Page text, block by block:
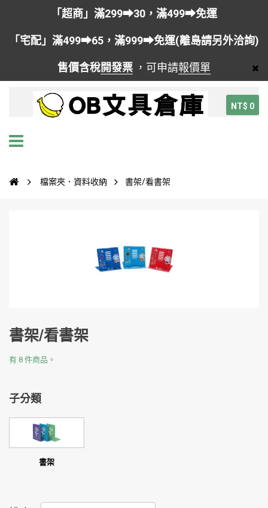
「超商」滿299➡30，滿499➡免運
「宅配」滿499➡65，滿999➡免運(離島請另外洽詢)
售價含稅開發票 ，可申請報價單
NT$ 0
檔案夾．資料收納 書架/看書架
書架/看書架
有 8 件商品。
子分類
書架